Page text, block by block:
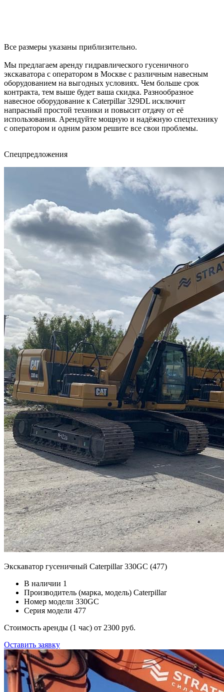
Все размеры указаны приблизительно.
Мы предлагаем аренду гидравлического гусеничного
экскаватора с оператором в Москве с различным навесным
оборудованием на выгодных условиях. Чем больше срок
контракта, тем выше будет ваша скидка. Разнообразное
навесное оборудование к Caterpillar 329DL исключит
напрасный простой техники и повысит отдачу от её
использования. Арендуйте мощную и надёжную спецтехнику
с оператором и одним разом решите все свои проблемы.
Cпецпредложения
Экскаватор гусеничный Caterpillar 330GC (477)
В наличии 1
Производитель (марка, модель) Caterpillar
Номер модели 330GC
Серия модели 477
Стоимость аренды (1 час) от 2300 руб.
Оставить заявку